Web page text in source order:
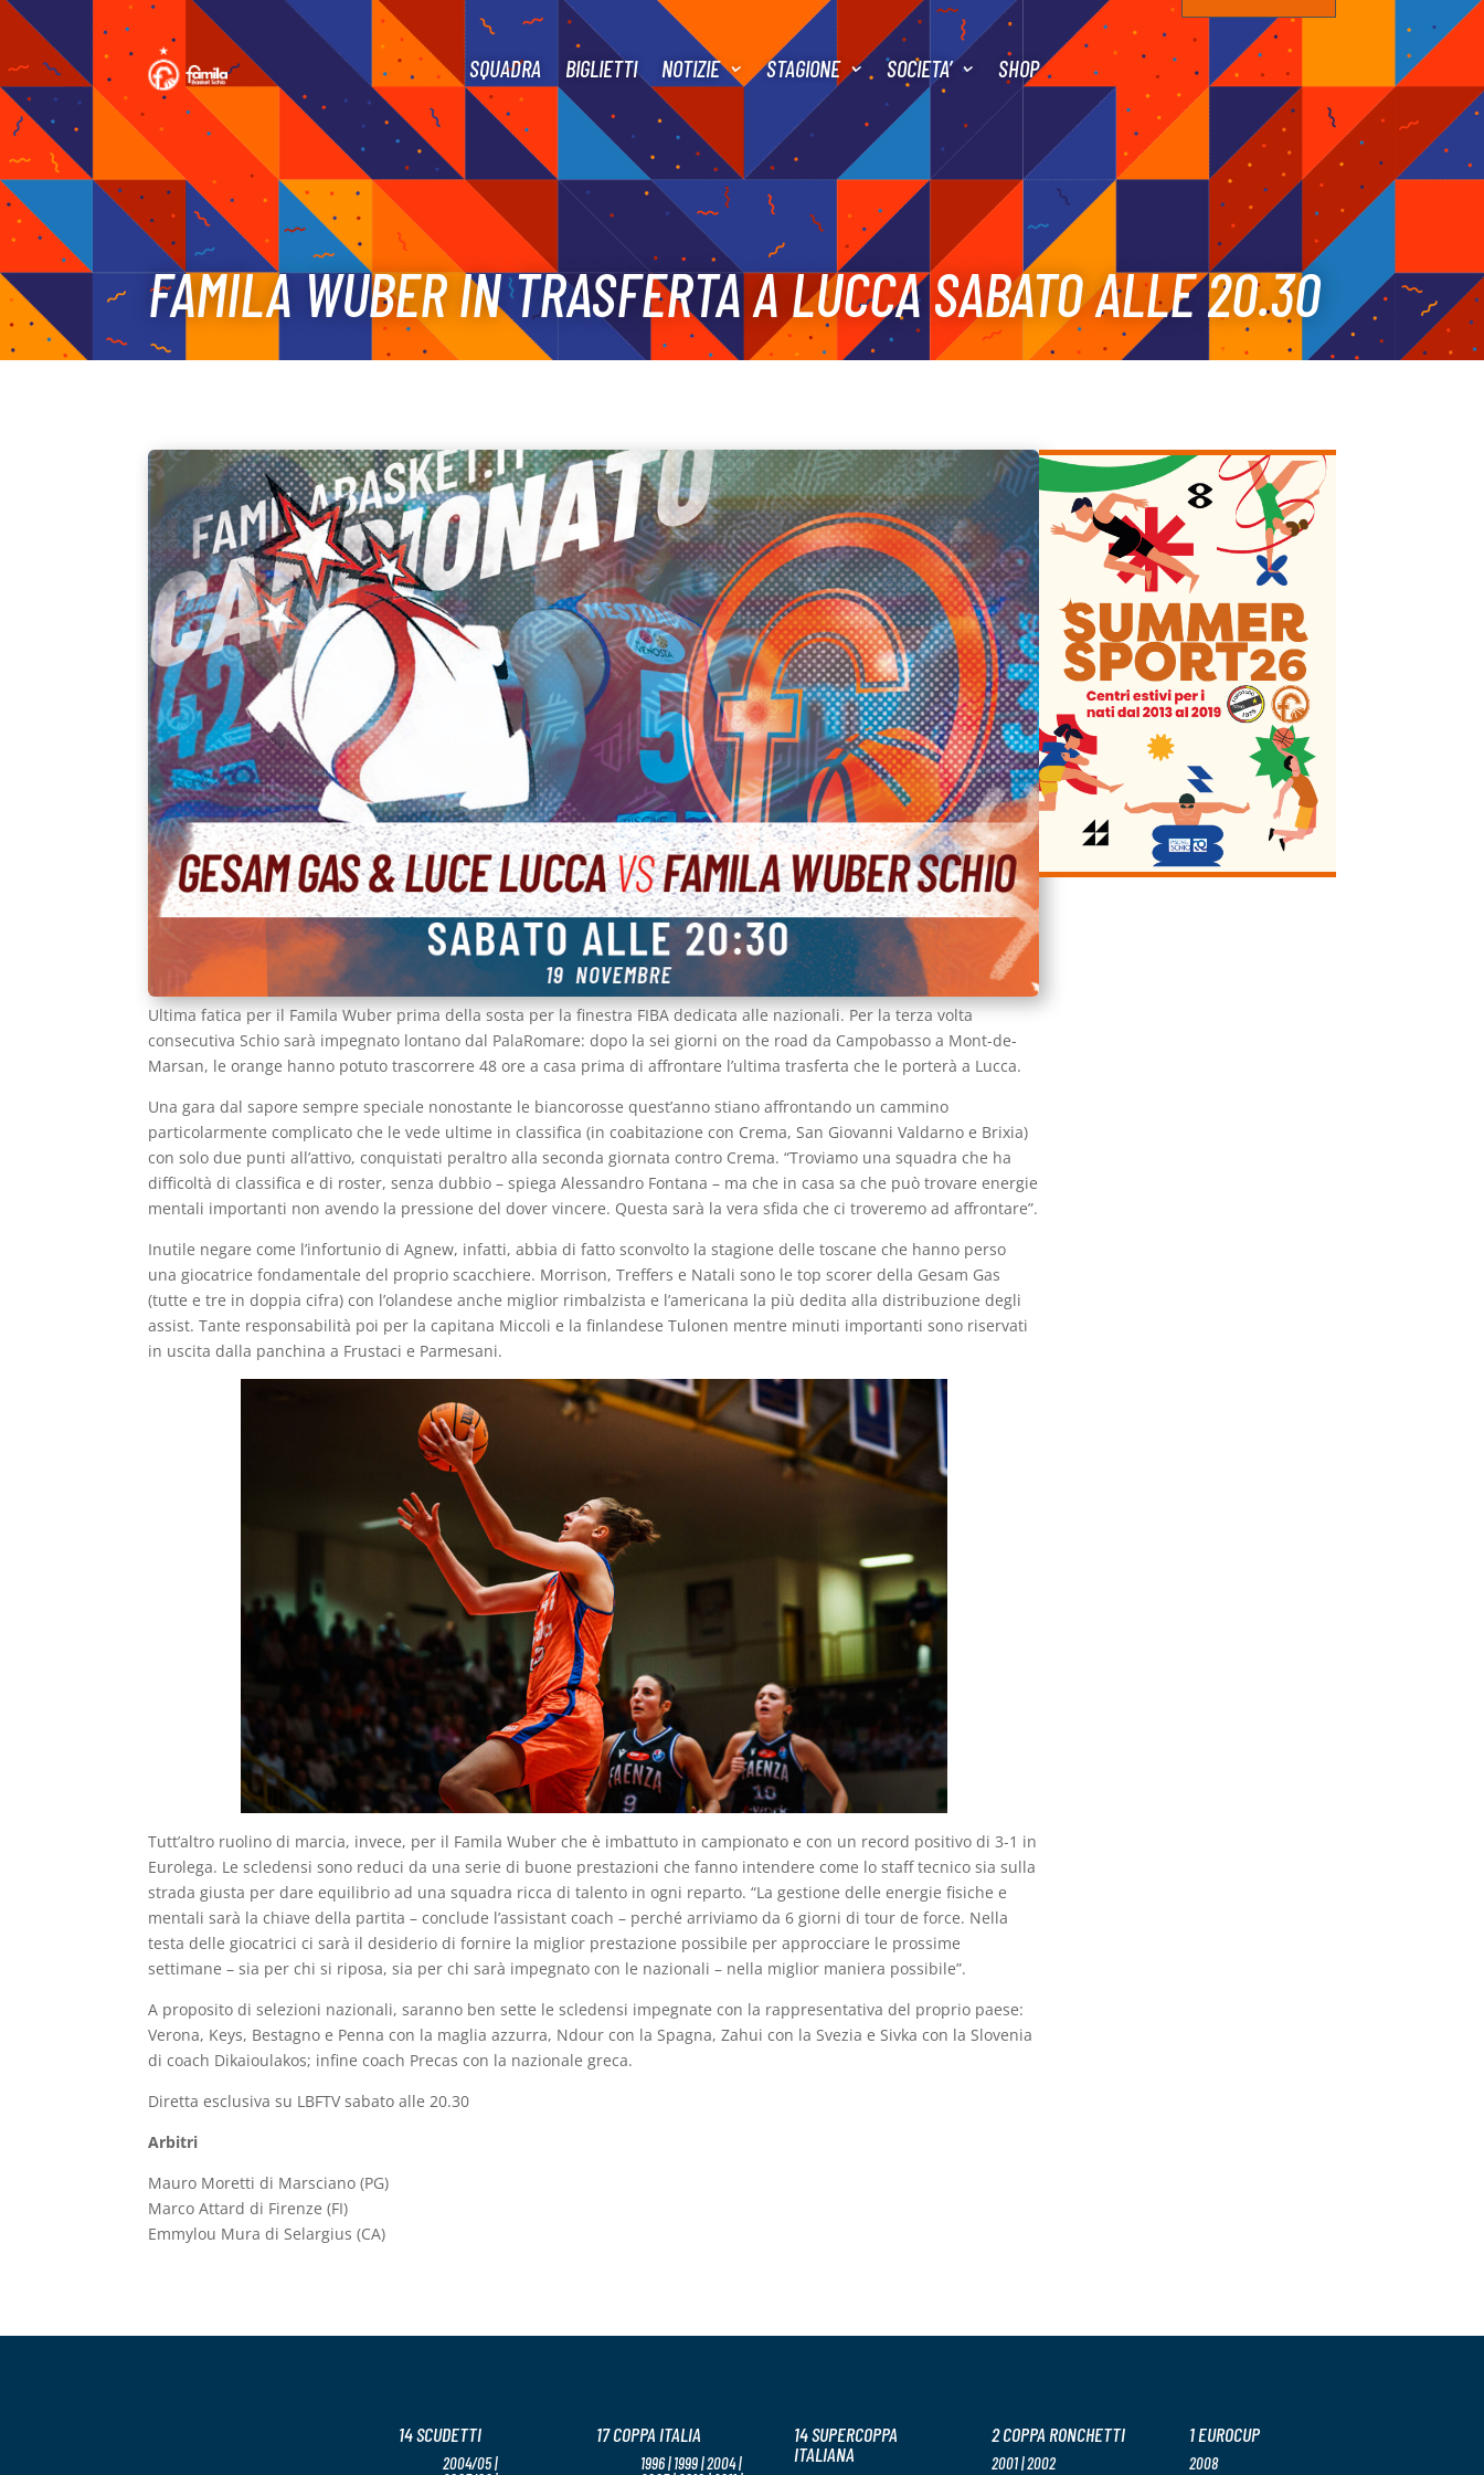
SQUADRA BIGLIETTI NOTIZIE STAGIONE SOCIETA’ SHOP
FAMILA WUBER IN TRASFERTA A LUCCA SABATO ALLE 20.30
Ultima fatica per il Famila Wuber prima della sosta per la finestra FIBA dedicata alle nazionali. Per la terza volta
consecutiva Schio sarà impegnato lontano dal PalaRomare: dopo la sei giorni on the road da Campobasso a Mont-de-
Marsan, le orange hanno potuto trascorrere 48 ore a casa prima di affrontare l’ultima trasferta che le porterà a Lucca.
Una gara dal sapore sempre speciale nonostante le biancorosse quest’anno stiano affrontando un cammino
particolarmente complicato che le vede ultime in classifica (in coabitazione con Crema, San Giovanni Valdarno e Brixia)
con solo due punti all’attivo, conquistati peraltro alla seconda giornata contro Crema. “Troviamo una squadra che ha
difficoltà di classifica e di roster, senza dubbio – spiega Alessandro Fontana – ma che in casa sa che può trovare energie
mentali importanti non avendo la pressione del dover vincere. Questa sarà la vera sfida che ci troveremo ad affrontare”.
Inutile negare come l’infortunio di Agnew, infatti, abbia di fatto sconvolto la stagione delle toscane che hanno perso
una giocatrice fondamentale del proprio scacchiere. Morrison, Treffers e Natali sono le top scorer della Gesam Gas
(tutte e tre in doppia cifra) con l’olandese anche miglior rimbalzista e l’americana la più dedita alla distribuzione degli
assist. Tante responsabilità poi per la capitana Miccoli e la finlandese Tulonen mentre minuti importanti sono riservati
in uscita dalla panchina a Frustaci e Parmesani.
Tutt’altro ruolino di marcia, invece, per il Famila Wuber che è imbattuto in campionato e con un record positivo di 3-1 in
Eurolega. Le scledensi sono reduci da una serie di buone prestazioni che fanno intendere come lo staff tecnico sia sulla
strada giusta per dare equilibrio ad una squadra ricca di talento in ogni reparto. “La gestione delle energie fisiche e
mentali sarà la chiave della partita – conclude l’assistant coach – perché arriviamo da 6 giorni di tour de force. Nella
testa delle giocatrici ci sarà il desiderio di fornire la miglior prestazione possibile per approcciare le prossime
settimane – sia per chi si riposa, sia per chi sarà impegnato con le nazionali – nella miglior maniera possibile”.
A proposito di selezioni nazionali, saranno ben sette le scledensi impegnate con la rappresentativa del proprio paese:
Verona, Keys, Bestagno e Penna con la maglia azzurra, Ndour con la Spagna, Zahui con la Svezia e Sivka con la Slovenia
di coach Dikaioulakos; infine coach Precas con la nazionale greca.
Diretta esclusiva su LBFTV sabato alle 20.30
Arbitri
Mauro Moretti di Marsciano (PG)
Marco Attard di Firenze (FI)
Emmylou Mura di Selargius (CA)
14 SCUDETTI
2004/05 |
17 COPPA ITALIA
1996 | 1999 | 2004 |
14 SUPERCOPPA
ITALIANA
2 COPPA RONCHETTI
2001 | 2002
1 EUROCUP
2008